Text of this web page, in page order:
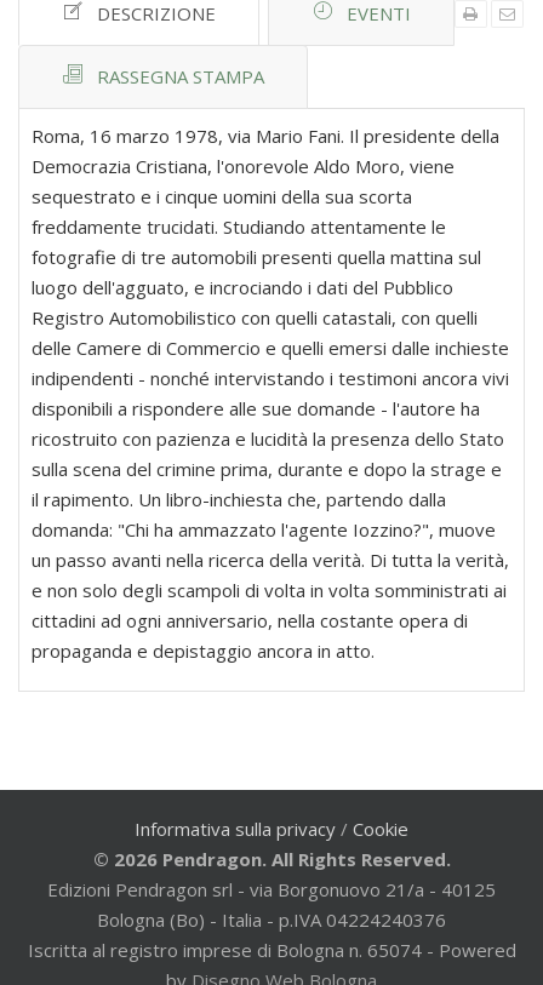
DESCRIZIONE EVENTI
RASSEGNA STAMPA
Roma, 16 marzo 1978, via Mario Fani. Il presidente della
Democrazia Cristiana, l'onorevole Aldo Moro, viene
sequestrato e i cinque uomini della sua scorta
freddamente trucidati. Studiando attentamente le
fotografie di tre automobili presenti quella mattina sul
luogo dell'agguato, e incrociando i dati del Pubblico
Registro Automobilistico con quelli catastali, con quelli
delle Camere di Commercio e quelli emersi dalle inchieste
indipendenti - nonché intervistando i testimoni ancora vivi
disponibili a rispondere alle sue domande - l'autore ha
ricostruito con pazienza e lucidità la presenza dello Stato
sulla scena del crimine prima, durante e dopo la strage e
il rapimento. Un libro-inchiesta che, partendo dalla
domanda: "Chi ha ammazzato l'agente Iozzino?", muove
un passo avanti nella ricerca della verità. Di tutta la verità,
e non solo degli scampoli di volta in volta somministrati ai
cittadini ad ogni anniversario, nella costante opera di
propaganda e depistaggio ancora in atto.
Informativa sulla privacy / Cookie
© 2026 Pendragon. All Rights Reserved.
Edizioni Pendragon srl - via Borgonuovo 21/a - 40125
Bologna (Bo) - Italia - p.IVA 04224240376
Iscritta al registro imprese di Bologna n. 65074 - Powered
by Disegno Web Bologna